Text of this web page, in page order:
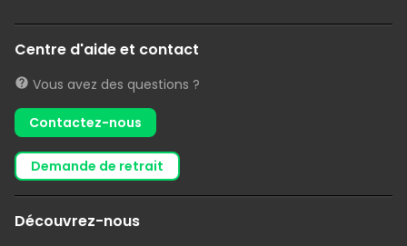
Centre d'aide et contact
Vous avez des questions ?
Contactez-nous
demande de retrait
Découvrez-nous